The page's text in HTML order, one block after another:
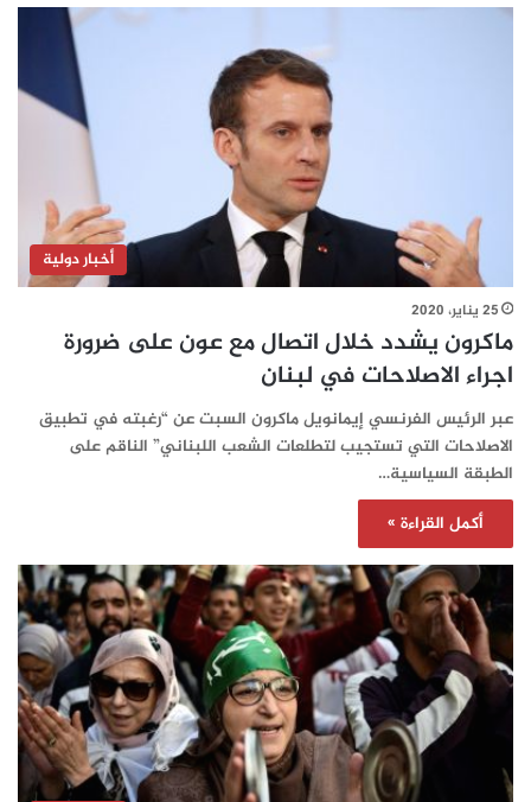
أخبار دولية
25 يناير، 2020
ماكرون يشدد خلال اتصال مع عون على ضرورة
اجراء الاصلاحات في لبنان
عبر الرئيس الفرنسي إيمانويل ماكرون السبت عن “رغبته في تطبيق
الاصلاحات التي تستجيب لتطلعات الشعب اللبناني” الناقم على
الطبقة السياسية…
أكمل القراءة »